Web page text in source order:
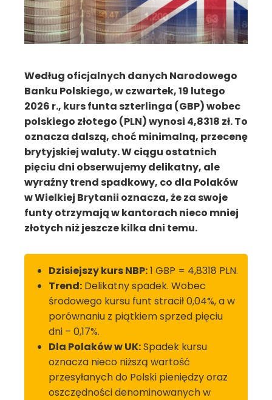
Według oficjalnych danych Narodowego
Banku Polskiego, w czwartek, 19 lutego
2026 r., kurs funta szterlinga (GBP) wobec
polskiego złotego (PLN) wynosi 4,8318 zł. To
oznacza dalszą, choć minimalną, przecenę
brytyjskiej waluty. W ciągu ostatnich
pięciu dni obserwujemy delikatny, ale
wyraźny trend spadkowy, co dla Polaków
w Wielkiej Brytanii oznacza, że za swoje
funty otrzymają w kantorach nieco mniej
złotych niż jeszcze kilka dni temu.
Dzisiejszy kurs NBP:1 GBP = 4,8318 PLN.
Trend: Delikatny spadek. Wobec
środowego kursu funt stracił 0,04%, a w
porównaniu z piątkiem sprzed pięciu
dni – 0,17%.
Dla Polaków w UK:Spadek kursu
oznacza nieco niższą wartość
przesyłanych do Polski pieniędzy oraz
oszczędności denominowanych w